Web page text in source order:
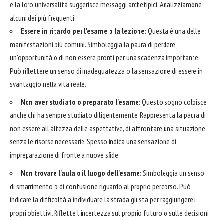
e la loro universalità suggerisce messaggi archetipici. Analizziamone
alcuni dei più frequenti.
Essere in ritardo per l'esame o la lezione:Questa è una delle
manifestazioni più comuni. Simboleggia la paura di perdere
un'opportunità o di non essere pronti per una scadenza importante.
Può riflettere un senso di inadeguatezza o la sensazione di essere in
svantaggio nella vita reale.
Non aver studiato o preparato l'esame:Questo sogno colpisce
anche chi ha sempre studiato diligentemente. Rappresenta la paura di
non essere all'altezza delle aspettative, di affrontare una situazione
senza le risorse necessarie. Spesso indica una sensazione di
impreparazione di fronte a nuove sfide.
Non trovare l'aula o il luogo dell'esame:Simboleggia un senso
di smarrimento o di confusione riguardo al proprio percorso. Può
indicare la difficoltà a individuare la strada giusta per raggiungere i
propri obiettivi. Riflette l'incertezza sul proprio futuro o sulle decisioni